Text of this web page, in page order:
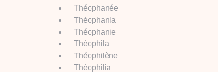
Théophanée
Théophania
Théophanie
Théophila
Théophilène
Théophilia